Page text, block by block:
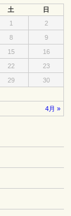
土
日
1
2
8
9
15
16
22
23
29
30
4月 »